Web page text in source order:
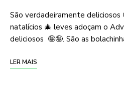
São verdadeiramente deliciosos
natalícios 🎄 leves adoçam o
deliciosos 🤪🤪. São as
LER MAIS